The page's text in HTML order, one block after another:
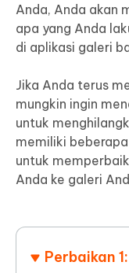
Anda, Anda akan
apa yang Anda
di aplikasi galeri
Jika Anda terus
mungkin ingin
untuk
memiliki
untuk
Anda ke galeri
Perbaikan